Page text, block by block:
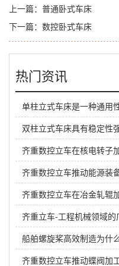
上一篇： 普通卧式车床
下一篇： 数控卧式车床
热门资讯
齐重数控立车在核电转子
齐重数控立车推动能源装
齐重数控立车在冶金轧辊
齐重立车-工程机械领域的
船舶螺旋桨高效制造为什
齐重数控立车推动蝶阀加